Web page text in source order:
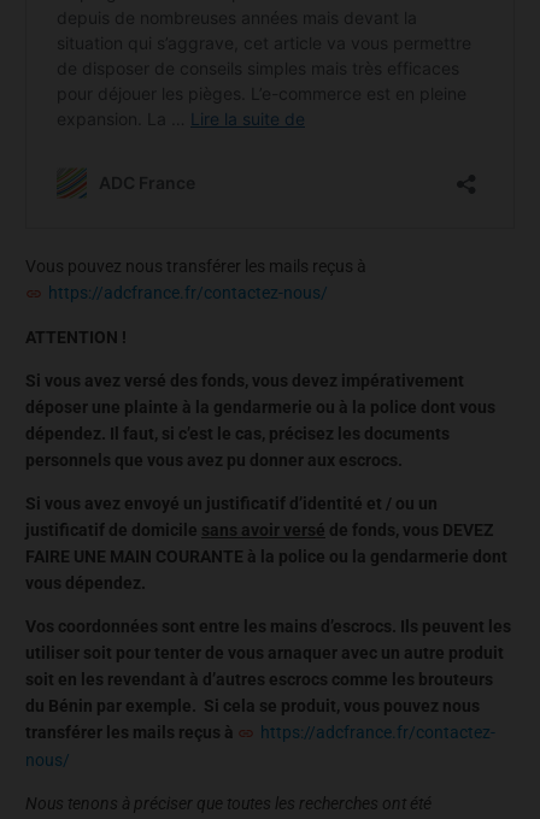
Vous pouvez nous transférer les mails reçus à
https://adcfrance.fr/contactez-nous/
ATTENTION !
Si vous avez versé des fonds, vous devez impérativement
déposer une plainte à la gendarmerie ou à la police dont vous
dépendez. Il faut, si c’est le cas, précisez les documents
personnels que vous avez pu donner aux escrocs.
Si vous avez envoyé un justificatif d’identité et / ou un
justificatif de domicile sans avoir versé de fonds, vous DEVEZ
FAIRE UNE MAIN COURANTE à la police ou la gendarmerie dont
vous dépendez.
Vos coordonnées sont entre les mains d’escrocs. Ils peuvent les
utiliser soit pour tenter de vous arnaquer avec un autre produit
soit en les revendant à d’autres escrocs comme les brouteurs
du Bénin par exemple. Si cela se produit, vous pouvez nous
transférer les mails reçus à
https://adcfrance.fr/contactez-
nous/
Nous tenons à préciser que toutes les recherches ont été